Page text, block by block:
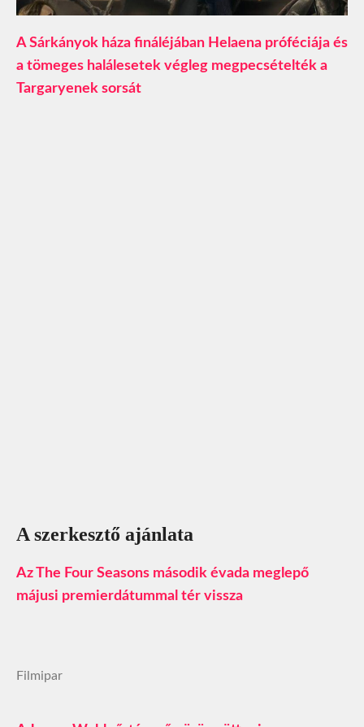
A Sárkányok háza fináléjában Helaena próféciája és
a tömeges halálesetek végleg megpecsételték a
Targaryenek sorsát
A szerkesztő ajánlata
Az The Four Seasons második évada meglepő
májusi premierdátummal tér vissza
Filmipar